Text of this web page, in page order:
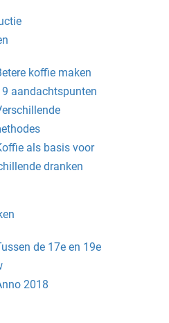
koffie maken
aandachtspunten
als basis voor
dranken
de 17e en 19e
2018